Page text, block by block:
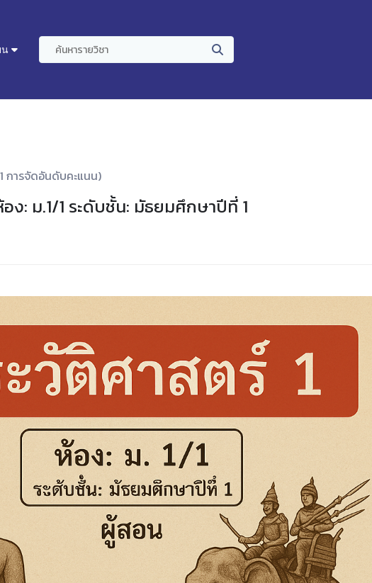
น
การจัดอันดับคะแนน)
ง: ม.1/1 ระดับชั้น: มัธยมศึกษาปีที่ 1